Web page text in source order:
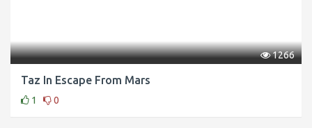
1266
Taz In Escape From Mars
1 0